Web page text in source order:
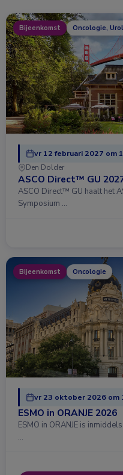
Bijeenkomst Oncologie,
vr 12 februari 2027 om
Den Dolder
ASCO Direct™ GU
ASCO Direct™ GU haalt het
Symposium …
Bijeenkomst Oncologie
vr 23 oktober 2026 om
ESMO in ORANJE 2026
ESMO in ORANJE is
…